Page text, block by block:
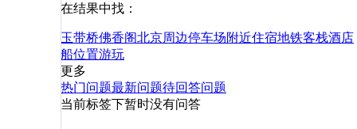
在结果中找：
玉带桥佛香阁北京周边停车场附近住宿地铁客栈酒店
船位置游玩
更多
热门问题最新问题待回答问题
当前标签下暂时没有问答